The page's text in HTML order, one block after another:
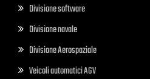
Divisione software
Divisione navale
Divisione Aerospaziale
Veicoli automatici AGV